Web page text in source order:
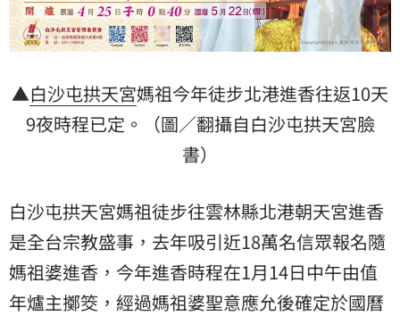
▲白沙屯拱天宮媽祖今年徒步北港進香往返10天
9夜時程已定。（圖／翻攝自白沙屯拱天宮臉
書）
白沙屯拱天宮媽祖徒步往雲林縣北港朝天宮進香
是全台宗教盛事，去年吸引近18萬名信眾報名隨
媽祖婆進香，今年進香時程在1月14日中午由值
年爐主擲筊，經過媽祖婆聖意應允後確定於國曆